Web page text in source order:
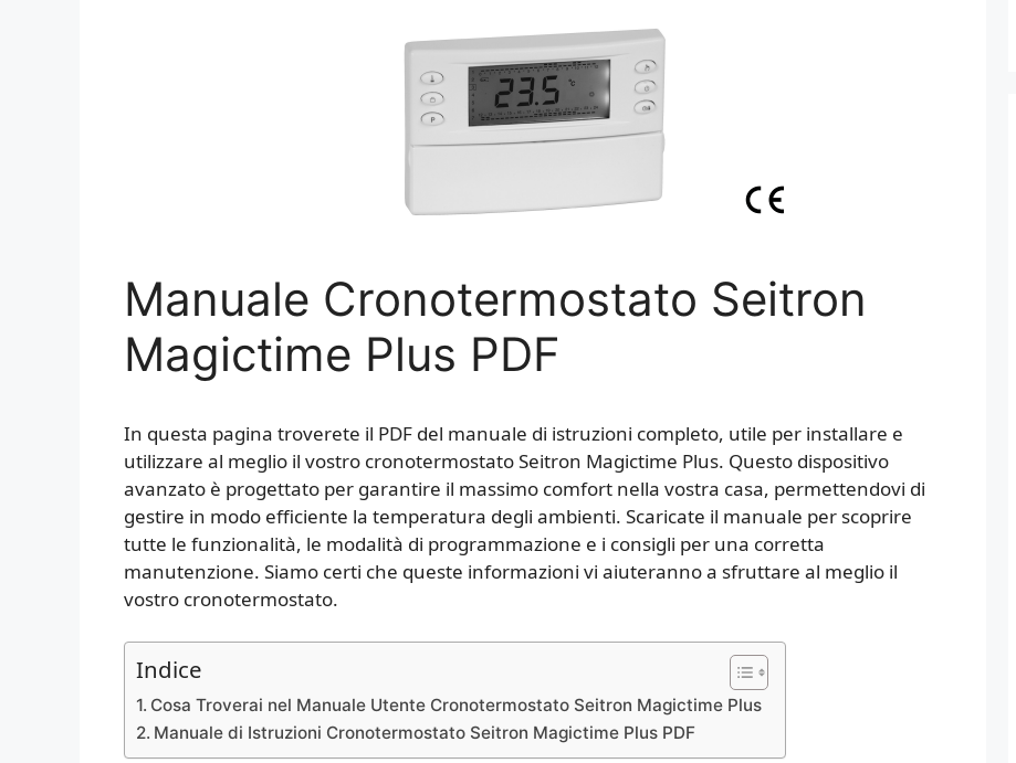
Manuale Cronotermostato Seitron
Magictime Plus PDF
In questa pagina troverete il PDF del manuale di istruzioni completo, utile per installare e
utilizzare al meglio il vostro cronotermostato Seitron Magictime Plus. Questo dispositivo
avanzato è progettato per garantire il massimo comfort nella vostra casa, permettendovi di
gestire in modo efficiente la temperatura degli ambienti. Scaricate il manuale per scoprire
tutte le funzionalità, le modalità di programmazione e i consigli per una corretta
manutenzione. Siamo certi che queste informazioni vi aiuteranno a sfruttare al meglio il
vostro cronotermostato.
Indice
Cosa Troverai nel Manuale Utente Cronotermostato Seitron Magictime Plus
Manuale di Istruzioni Cronotermostato Seitron Magictime Plus PDF